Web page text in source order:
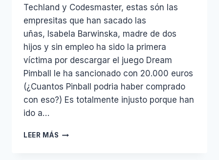
Techland y Codesmaster, estas són las
empresitas que han sacado las
uñas, Isabela Barwinska, madre de dos
hijos y sin empleo ha sido la primera
víctima por descargar el juego Dream
Pimball le ha sancionado con 20.000 euros
(¿Cuantos Pinball podria haber comprado
con eso?) Es totalmente injusto porque han
ido a…
LEER MÁS 20.000